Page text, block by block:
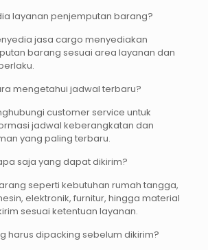
layanan penjemputan barang?
jasa cargo menyediakan
barang sesuai area layanan dan
mengetahui jadwal terbaru?
customer service untuk
jadwal keberangkatan dan
yang paling terbaru.
saja yang dapat dikirim?
seperti kebutuhan rumah tangga,
elektronik, furnitur, hingga material
sesuai ketentuan layanan.
harus dipacking sebelum dikirim?